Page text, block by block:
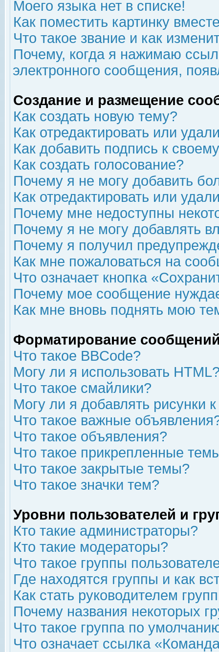
Моего языка нет в списке!
Как поместить картинку
Что такое звание и как
Почему, когда я нажимаю
электронного сообщения,
Создание и размещение
Как создать новую тему?
Как отредактировать или
Как добавить подпись к
Как создать голосование?
Почему я не могу добавить
Как отредактировать или
Почему мне недоступны
Почему я не могу добавлять
Почему я получил
Как мне пожаловаться на
Что означает кнопка
Почему мое сообщение
Как мне вновь поднять мою
Форматирование
Что такое BBCode?
Могу ли я использовать
Что такое смайлики?
Могу ли я добавлять рисунки
Что такое важные
Что такое объявления?
Что такое прикрепленные
Что такое закрытые темы?
Что такое значки тем?
Уровни пользователей и
Кто такие администраторы?
Кто такие модераторы?
Что такое группы
Где находятся группы и как
Как стать руководителем
Почему названия некоторых
Что такое группа по
Что означает ссылка